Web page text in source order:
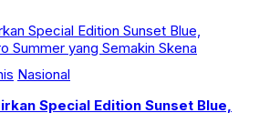
Nasional
Special Edition Sunset Blue,